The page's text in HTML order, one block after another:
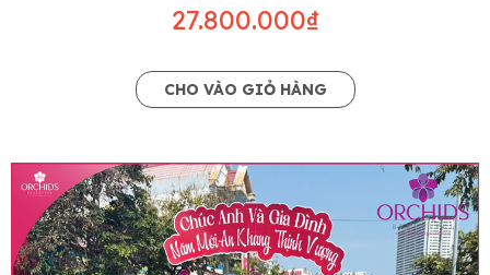
27.800.000₫
CHO VÀO GIỎ HÀNG